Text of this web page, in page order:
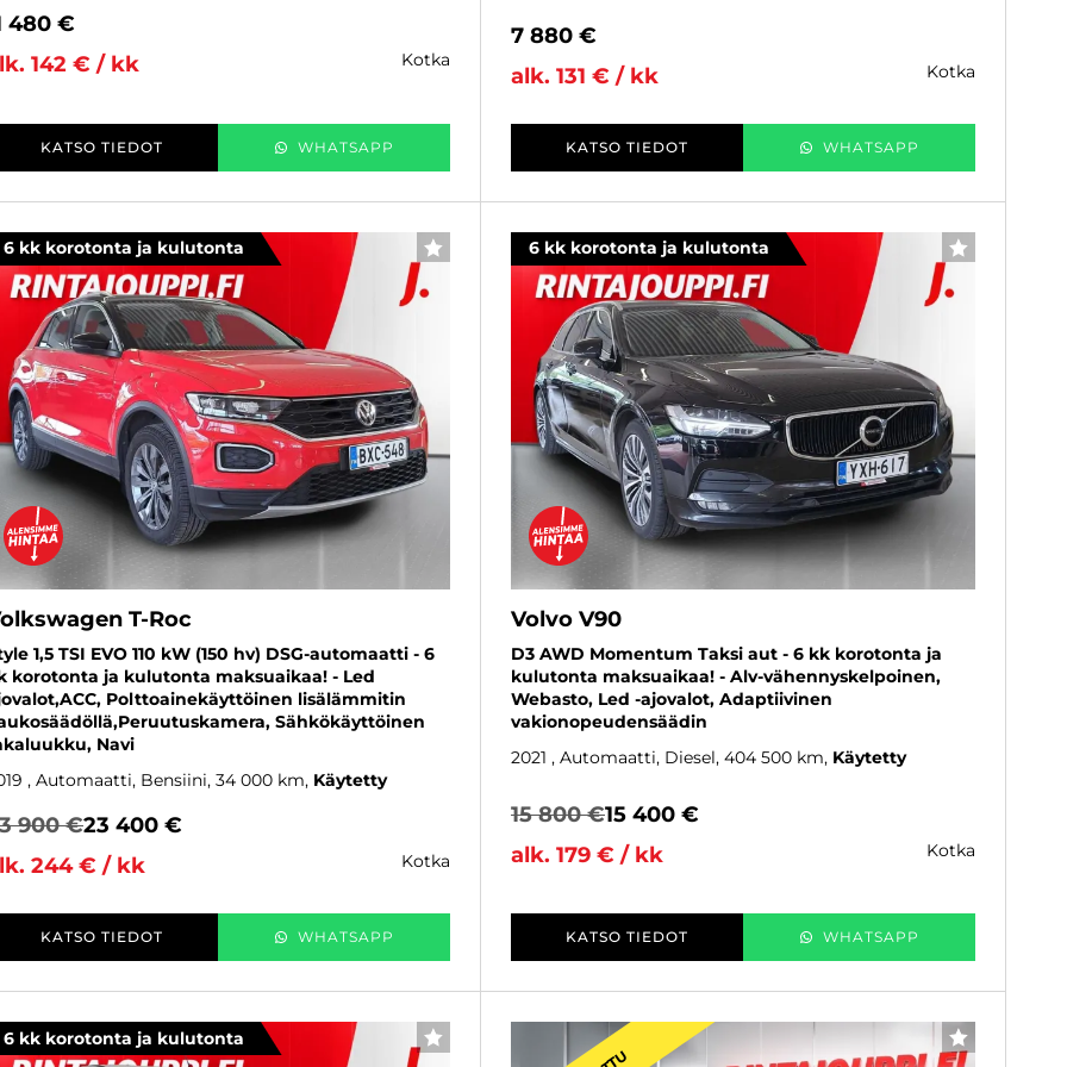
480 €
142 € / kk
kotka
KATSO TIEDOT WHATSAPP
7 880 €
alk. 131 € / kk
kotka
KATSO TIEDOT WHATSAPP
6 kk korotonta ja kulutonta SUOSIKKI
T-Roc
1,5 TSI EVO 110 kW (150 hv) DSG-automaatti - 6
korotonta ja kulutonta maksuaikaa! - Led
Polttoainekäyttöinen lisälämmitin
Sähkökäyttöinen
Navi
, Automaatti, Bensiini, 34 000 km Käytetty
900 €23 400 €
244 € / kk
kotka
KATSO TIEDOT WHATSAPP
6 kk korotonta ja kulutonta SUOSIKKI
Volvo V90
D3 AWD Momentum Taksi aut - 6 kk korotonta ja
kulutonta maksuaikaa! - Alv-vähennyskelpoinen,
Webasto, Led -ajovalot, Adaptiivinen
vakionopeudensäädin
2021 , Automaatti, Diesel, 404 500 km Käytetty
15 800 €15 400 €
alk. 179 € / kk
kotka
KATSO TIEDOT WHATSAPP
6 kk korotonta ja kulutonta SUOSIKKI SUOSIKKI